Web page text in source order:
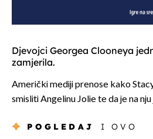
Djevojci Georgea Clooneya
zamjerila.
Američki mediji prenose kako
smisliti Angelinu Jolie te da je na
POGLEDAJ I OVO